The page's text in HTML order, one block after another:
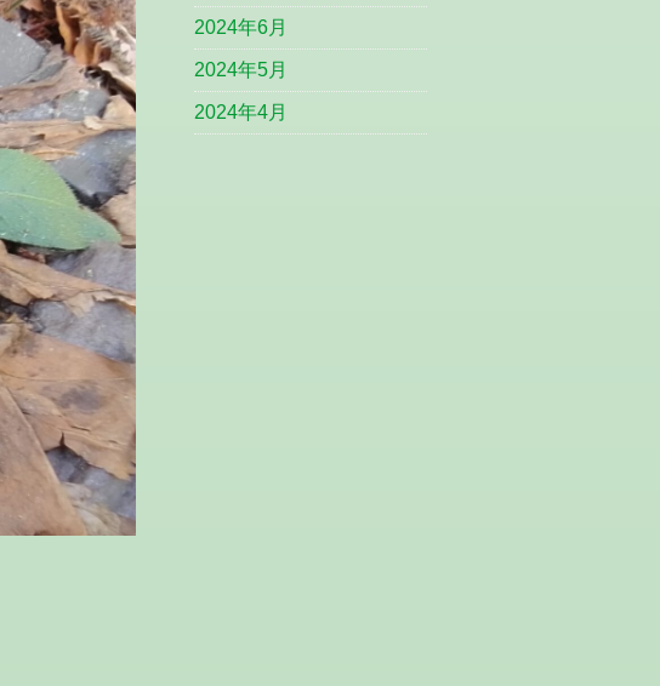
2024年6月
2024年5月
2024年4月